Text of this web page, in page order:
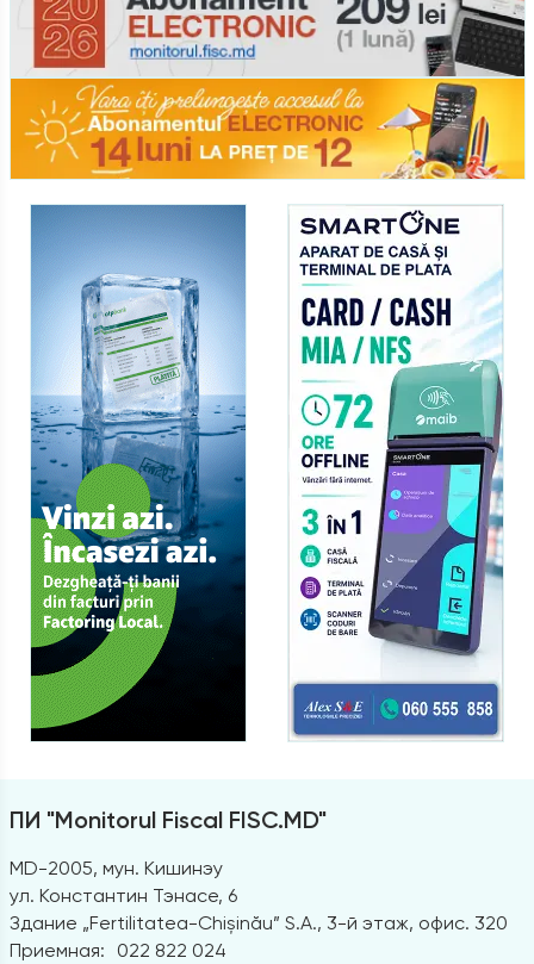
ПИ "Monitorul Fiscal FISC.MD"
MD-2005, мун. Кишинэу
ул. Константин Тэнасе, 6
Здание „Fertilitatea-Chișinău” S.A., 3-й этаж, офис. 320
Приемная:
022 822 024